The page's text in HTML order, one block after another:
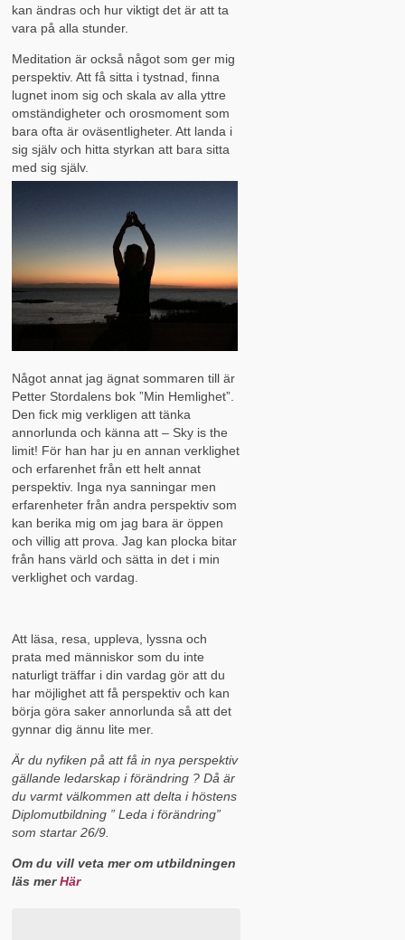
kan ändras och hur viktigt det är att ta
vara på alla stunder.
Meditation är också något som ger mig
perspektiv. Att få sitta i tystnad, finna
lugnet inom sig och skala av alla yttre
omständigheter och orosmoment som
bara ofta är oväsentligheter. Att landa i
sig själv och hitta styrkan att bara sitta
med sig själv.
Något annat jag ägnat sommaren till är
Petter Stordalens bok ”Min Hemlighet”.
Den fick mig verkligen att tänka
annorlunda och känna att – Sky is the
limit! För han har ju en annan verklighet
och erfarenhet från ett helt annat
perspektiv. Inga nya sanningar men
erfarenheter från andra perspektiv som
kan berika mig om jag bara är öppen
och villig att prova. Jag kan plocka bitar
från hans värld och sätta in det i min
verklighet och vardag.
Att läsa, resa, uppleva, lyssna och
prata med människor som du inte
naturligt träffar i din vardag gör att du
har möjlighet att få perspektiv och kan
börja göra saker annorlunda så att det
gynnar dig ännu lite mer.
Är du nyfiken på att få in nya perspektiv
gällande ledarskap i förändring ? Då är
du varmt välkommen att delta i höstens
Diplomutbildning ” Leda i förändring”
som startar 26/9.
Om du vill veta mer om utbildningen
läs merHär